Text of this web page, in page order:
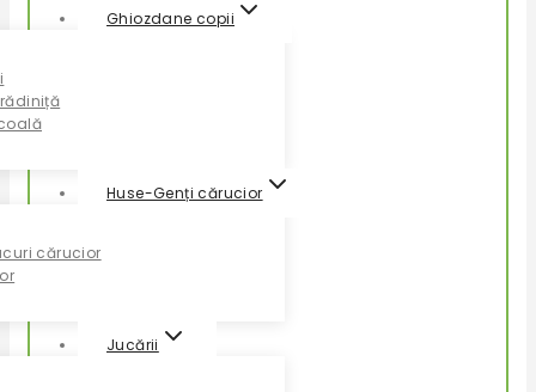
Ghiozdane copii
Huse-Genți cărucior
cărucior
Jucării